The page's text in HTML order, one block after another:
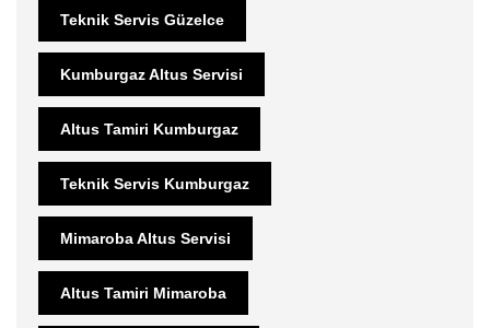
Teknik Servis Güzelce
Kumburgaz Altus Servisi
Altus Tamiri Kumburgaz
Teknik Servis Kumburgaz
Mimaroba Altus Servisi
Altus Tamiri Mimaroba